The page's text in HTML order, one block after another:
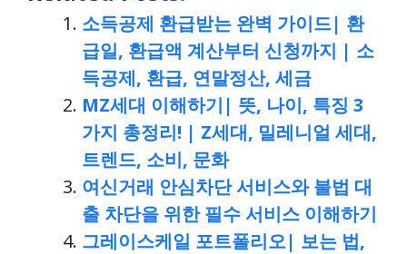
소득공제 환급받는 완벽 가이드| 환
급일, 환급액 계산부터 신청까지 | 소
득공제, 환급, 연말정산, 세금
MZ세대 이해하기| 뜻, 나이, 특징 3
가지 총정리! | Z세대, 밀레니얼 세대,
트렌드, 소비, 문화
여신거래 안심차단 서비스와 불법 대
출 차단을 위한 필수 서비스 이해하기
그레이스케일 포트폴리오| 보는 법,